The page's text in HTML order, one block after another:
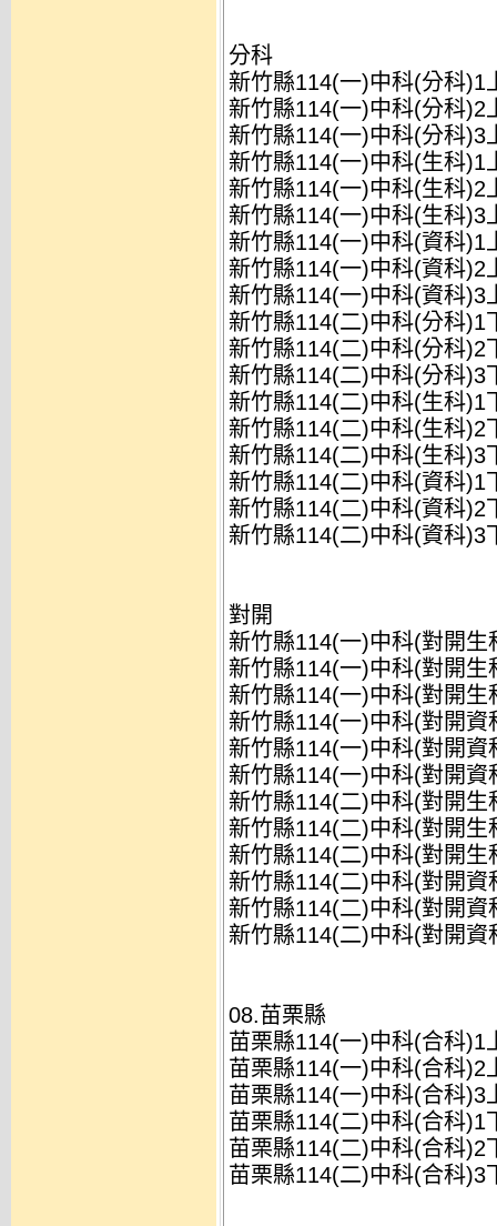
分科
新竹縣114(一)中科(分科)1
新竹縣114(一)中科(分科)2
新竹縣114(一)中科(分科)3
新竹縣114(一)中科(生科)1
新竹縣114(一)中科(生科)2
新竹縣114(一)中科(生科)3
新竹縣114(一)中科(資科)1
新竹縣114(一)中科(資科)2
新竹縣114(一)中科(資科)3
新竹縣114(二)中科(分科)1
新竹縣114(二)中科(分科)2
新竹縣114(二)中科(分科)3
新竹縣114(二)中科(生科)1
新竹縣114(二)中科(生科)2
新竹縣114(二)中科(生科)3
新竹縣114(二)中科(資科)1
新竹縣114(二)中科(資科)2
新竹縣114(二)中科(資科)3
對開
新竹縣114(一)中科(對開
新竹縣114(一)中科(對開
新竹縣114(一)中科(對開
新竹縣114(一)中科(對開
新竹縣114(一)中科(對開
新竹縣114(一)中科(對開
新竹縣114(二)中科(對開
新竹縣114(二)中科(對開
新竹縣114(二)中科(對開
新竹縣114(二)中科(對開
新竹縣114(二)中科(對開
新竹縣114(二)中科(對開
08.苗栗縣
苗栗縣114(一)中科(合科)1
苗栗縣114(一)中科(合科)2
苗栗縣114(一)中科(合科)3
苗栗縣114(二)中科(合科)1
苗栗縣114(二)中科(合科)2
苗栗縣114(二)中科(合科)3